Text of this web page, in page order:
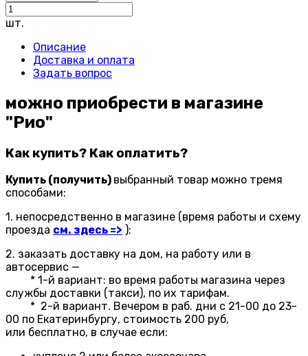
шт.
Описание
Доставка и оплата
Задать вопрос
можно приобрести в магазине
"Рио"
Как купить? Как оплатить?
Купить (получить) выбранный товар можно тремя
способами:
1. непосредственно в магазине (время работы и схему
проезда см. здесь => );
2. заказать доставку на дом, на работу или в
автосервис —
* 1-й вариант: во время работы магазина через
службы доставки (такси), по их тарифам.
* 2-й вариант. Вечером в раб. дни с 21-00 до 23-
00 по Екатеринбургу, стоимость 200 руб,
или бесплатно, в случае если: